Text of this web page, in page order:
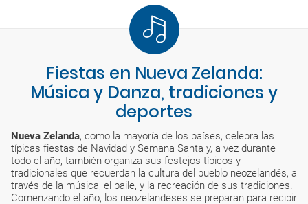
Fiestas en Nueva Zelanda:
Música y Danza, tradiciones y
deportes
Nueva Zelanda, como la mayoría de los países, celebra las
típicas fiestas de Navidad y Semana Santa y, a vez durante
todo el año, también organiza sus festejos típicos y
tradicionales que recuerdan la cultura del pueblo neozelandés, a
través de la música, el baile, y la recreación de sus tradiciones.
Comenzando el año, los neozelandeses se preparan para recibir